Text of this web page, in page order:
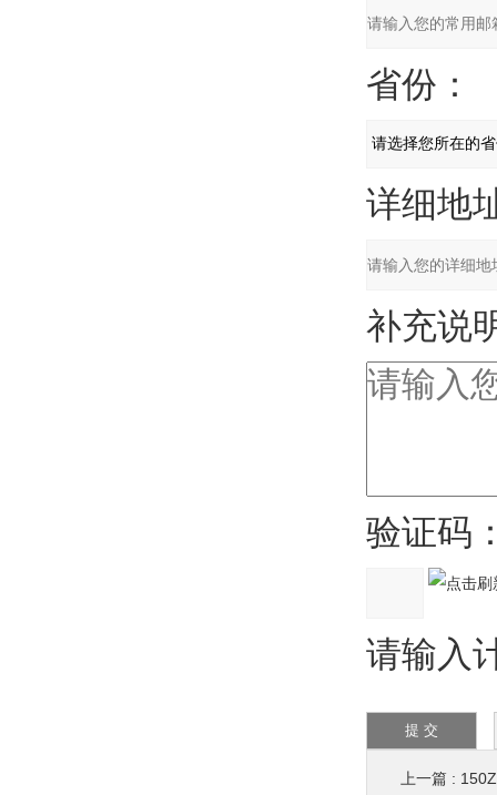
省份：
详细地址
补充说明
验证码
请输入计
上一篇 :